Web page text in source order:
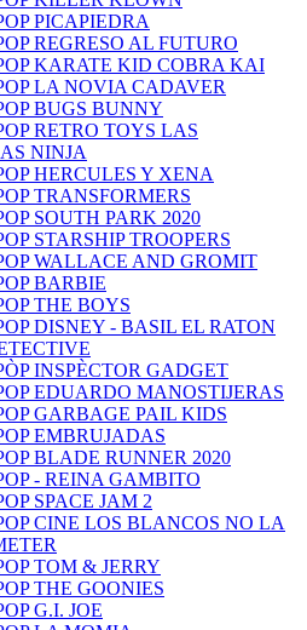
PICAPIEDRA
REGRESO AL FUTURO
KARATE KID COBRA KAI
LA NOVIA CADAVER
BUGS BUNNY
RETRO TOYS LAS
NINJA
HERCULES Y XENA
TRANSFORMERS
SOUTH PARK 2020
STARSHIP TROOPERS
WALLACE AND GROMIT
BARBIE
THE BOYS
DISNEY - BASIL EL RATON
INSPÈCTOR GADGET
EDUARDO MANOSTIJERAS
GARBAGE PAIL KIDS
EMBRUJADAS
BLADE RUNNER 2020
- REINA GAMBITO
SPACE JAM 2
CINE LOS BLANCOS NO LA
TOM & JERRY
THE GOONIES
G.I. JOE